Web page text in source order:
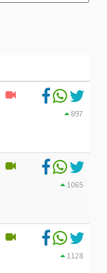
897
1065
1128